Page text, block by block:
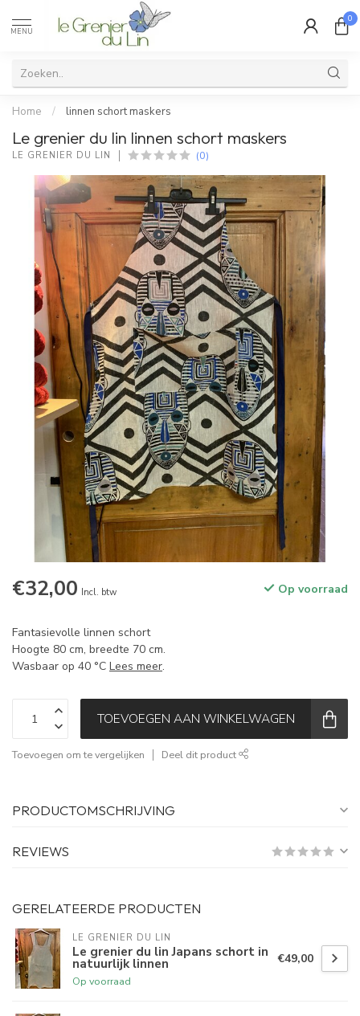
MENU
0
Home / linnen schort maskers
Le grenier du lin linnen schort maskers
LE GRENIER DU LIN (0)
€32,00 Incl. btw Op voorraad
Fantasievolle linnen schort
Hoogte 80 cm, breedte 70 cm.
Wasbaar op 40 °C Lees meer.
TOEVOEGEN AAN WINKELWAGEN
Toevoegen om te vergelijken Deel dit product
PRODUCTOMSCHRIJVING
REVIEWS
GERELATEERDE PRODUCTEN
LE GRENIER DU LIN
Le grenier du lin Japans schort in
natuurlijk linnen
Op voorraad
€49,00